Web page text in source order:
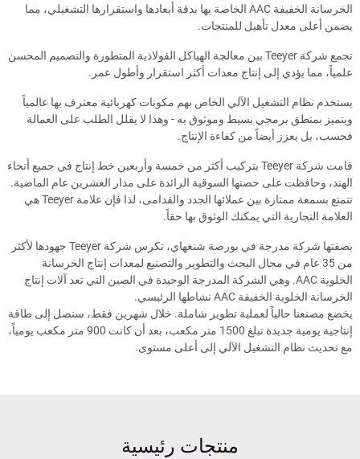
الخرسانة الخفيفة AAC الخاصة بها بدقة أبعادها واستقرارها التشغيلي، مما
يضمن أعلى معدل تأهيل للمنتجات.
تجمع شركة Teeyer بين معالجة الهياكل الفولاذية المتطورة والتصميم المحسن
علمياً، مما يؤدي إلى إنتاج معدات أكثر استقرار وأطول عمر.
يستخدم نظام التشغيل الآلي الخاص بهم مكونات كهربائية معترف بها عالمياً
ويتميز بمنطق برمجي بسيط وموثوق به - وهذا لا يقلل الطلب على العمالة
فحسب، بل يعزز أيضاً من كفاءة الإنتاج.
قامت شركة Teeyer بتركيب أكثر من خمسة وأربعين خط إنتاج في جميع أنحاء
الهند، وحافظت على حصتها السوقية الرائدة على مدار العشرين عام الماضية.
تتمتع بسمعة ممتازة بين عملائها الجدد والقدامى، لذا فإن علامة Teeyer هي
العلامة التجارية التي يمكنك الوثوق بها حقاً.
بصفتها شركة مدرجة في بورصة شنغهاي، تكرس شركة Teeyer جهودها لأكثر
من 35 عام في مجال البحث والتطوير والتصنيع لمعدات إنتاج الخرسانة
الخلوية AAC. وهي الشركة المدرجة الوحيدة في الصين التي تعد آلات إنتاج
الخرسانة الخلوية الخفيفة AAC نشاطها الرئيسي.
يخضع مصنعنا حالياً لعملية تطوير شاملة. خلال شهرين فقط، سنصل إلى طاقة
إنتاجية يومية جديدة تبلغ 1500 متر مكعب، بعد أن كانت 900 متر مكعب يومياً،
مع تحديث نظام التشغيل الآلي إلى أعلى مستوى.
منتجات رئيسية